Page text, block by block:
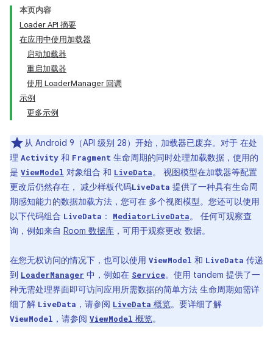
本页内容
Loader API 摘要
在应用中使用加载器
启动加载器
重启加载器
使用 LoaderManager 回调
示例
更多示例
从 Android 9（API 级别 28）开始，加载器已废弃。对于 在处
理 Activity 和 Fragment 生命周期的同时处理加载数据，使用的
是 ViewModel 对象组合 和 LiveData。 视图模型在加载器等配置
更改后仍然存在， 减少样板代码LiveData 提供了一种具有生命周
期感知能力的数据加载方法，您可在 多个视图模型。您还可以使用
以下代码组合 LiveData ： MediatorLiveData。 任何可观察查
询，例如来自 Room 数据库 ，可用于观察更改 数据。
在您无权访问的情况下，也可以使用 ViewModel 和 LiveData 传递
到 LoaderManager 中，例如在 Service。使用 tandem 提供了一
种无需处理界面即可访问应用所需数据的简单方法 生命周期如需详
细了解 LiveData ，请参阅 LiveData 概览。要详细了解
ViewModel ，请参阅 ViewModel 概览。